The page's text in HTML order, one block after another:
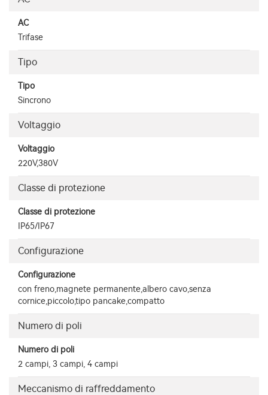
AC
Trifase
Tipo
Tipo
Sincrono
Voltaggio
Voltaggio
220V,380V
Classe di protezione
Classe di protezione
IP65/IP67
Configurazione
Configurazione
con freno,magnete permanente,albero cavo,senza
cornice,piccolo,tipo pancake,compatto
Numero di poli
Numero di poli
2 campi, 3 campi, 4 campi
Meccanismo di raffreddamento